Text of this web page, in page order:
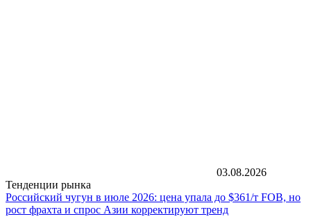
03.08.2026
Тенденции рынка
Российский чугун в июле 2026: цена упала до $361/т FOB, но
рост фрахта и спрос Азии корректируют тренд